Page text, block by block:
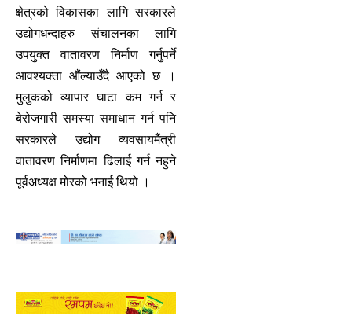
क्षेत्रको विकासका लागि सरकारले
उद्योगधन्दाहरु संचालनका लागि
उपयुक्त वातावरण निर्माण गर्नुपर्ने
आवश्यक्ता औंल्याउँदै आएको छ ।
मुलुकको व्यापार घाटा कम गर्न र
बेरोजगारी समस्या समाधान गर्न पनि
सरकारले उद्योग व्यवसायमैंत्री
वातावरण निर्माणमा ढिलाई गर्न नहुने
पूर्वअध्यक्ष मोरको भनाई थियो ।